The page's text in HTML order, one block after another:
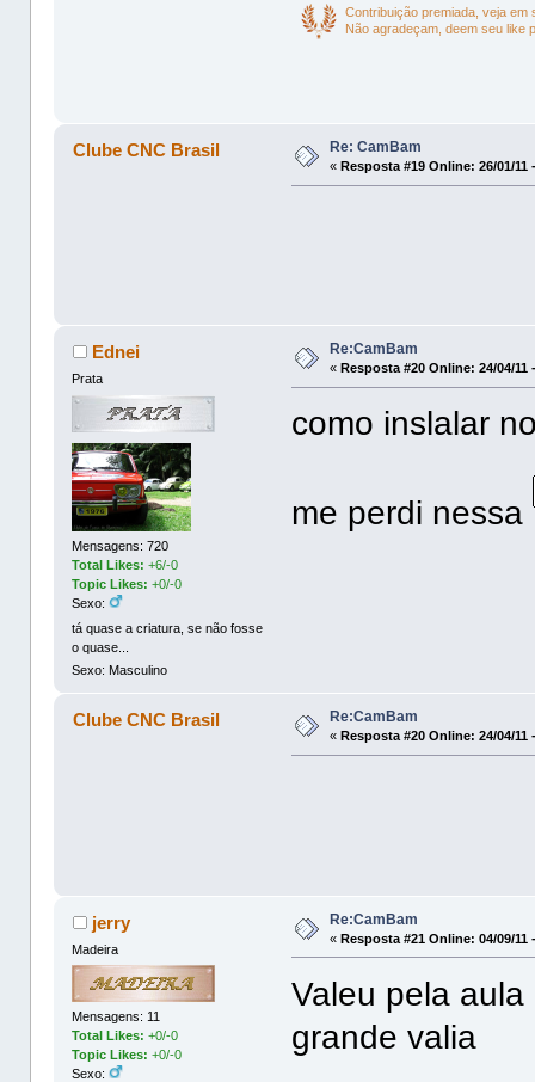
Contribuição premiada, veja em
Não agradeçam, deem seu like
Clube CNC Brasil Re: CamBam
« Resposta #19 Online: 26/01/11
Ednei
Prata
Mensagens: 720
Total Likes:+6/-0
Topic Likes: +0/-0
Sexo:
tá quase a criatura, se não fosse
o quase...
Sexo: Masculino
Re:CamBam
« Resposta #20 Online: 24/04/11
como inslalar
me perdi nessa
Clube CNC Brasil Re:CamBam
« Resposta #20 Online: 24/04/11
jerry
Madeira
Mensagens: 11
Total Likes:+0/-0
Topic Likes: +0/-0
Sexo:
Re:CamBam
«Resposta #21 Online: 04/09/11
Valeu pela
grande valia